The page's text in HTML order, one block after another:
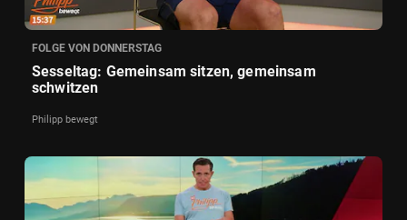
FOLGE VON DONNERSTAG
Sesseltag: Gemeinsam sitzen, gemeinsam
schwitzen
Philipp bewegt